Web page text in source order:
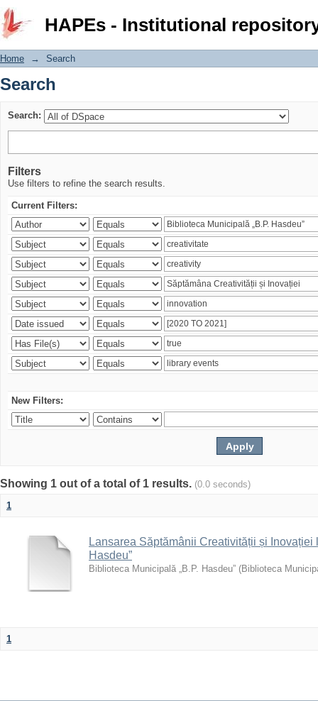
HAPEs - Institutional
Search
Home → Search
Search
Search:
Filters
Use filters to refine the search results.
Current Filters:
New Filters:
Showing 1 out of a total of 1 results. (0.0 seconds)
1
Lansarea Săptămânii Creativității și Inovației
Hasdeu”
Biblioteca Municipală „B.P. Hasdeu” (Biblioteca
1